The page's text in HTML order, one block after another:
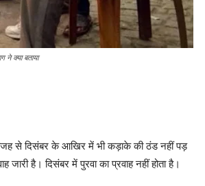
ने क्या बताया
वजह से दिसंबर के आखिर में भी कड़ाके की ठंड नहीं पड़
है। दिसंबर में पुरवा का प्रवाह नहीं होता है।